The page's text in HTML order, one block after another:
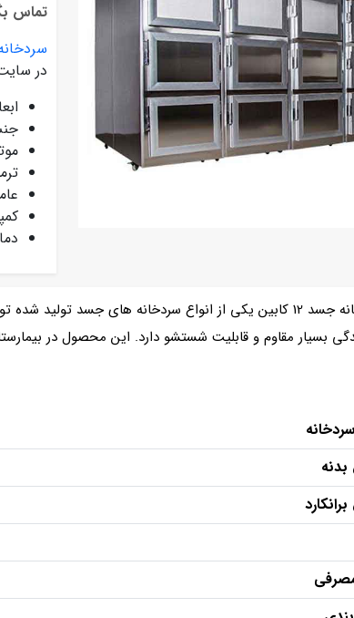
تماس
در
دما: 5+ تا5- درجه
بسیار مقاوم و قابلیت شستشو دارد. این محصول در